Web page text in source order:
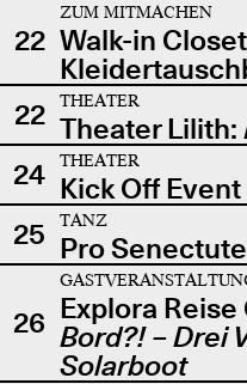
22
ZUM MITMACHEN
Walk-in
22
THEATER
Theater Lilith:
24
THEATER
Kick Off
25
TANZ
Pro
26 Explora
Bord?! – Drei
Solarboot